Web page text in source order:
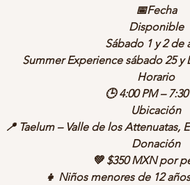
, agregando
al aire libre, Noche de Estrellas,
Elige tu
Contamos con tres opciones para
experiencia a su
2 km– Ideal para familias con niños
o quienes desean una
– Recorrido de nivel
disfrutar más tiempo
📅Fecha
Disponible
Sábado 1 y 2 de
Summer Experience sábado 25
Horario
🕒 4:00 PM –
Ubicación
📍 Taelum – Valle de los Attenuatas,
Donación
💚 $350 MXN por
👧 Niños menores de 12